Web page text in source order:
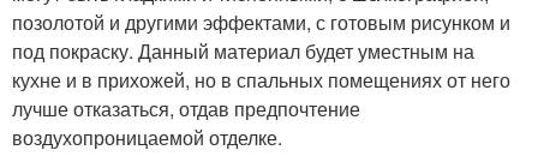
позолотой и другими эффектами, с готовым рисунком и
под покраску. Данный материал будет уместным на
кухне и в прихожей, но в спальных помещениях от него
лучше отказаться, отдав предпочтение
воздухопроницаемой отделке.